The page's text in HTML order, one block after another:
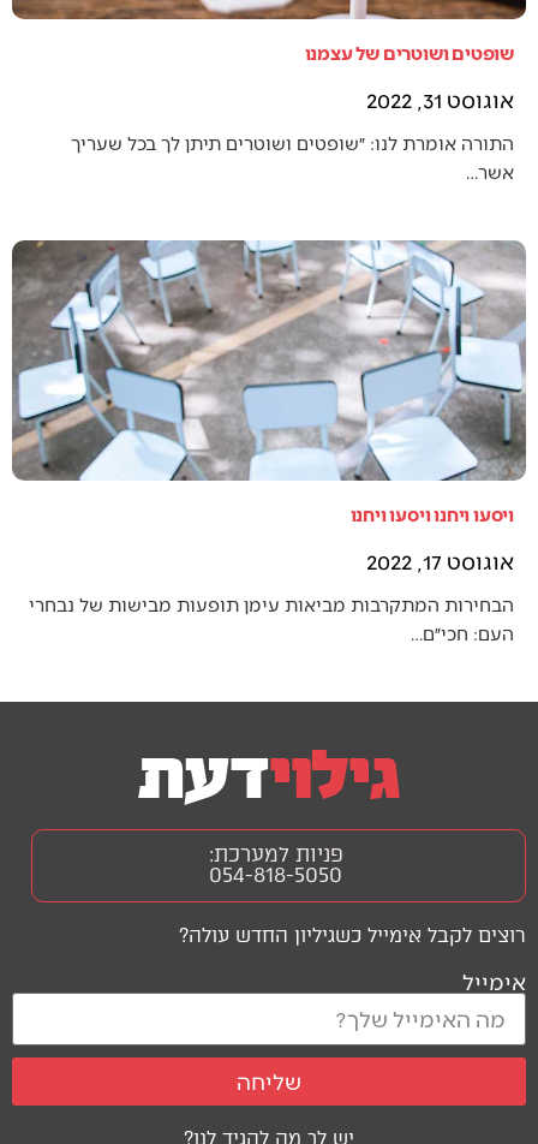
שופטים ושוטרים של עצמנו
אוגוסט 31, 2022
התורה אומרת לנו: ״שופטים ושוטרים תיתן לך בכל שעריך
אשר…
ויסעו ויחנו ויסעו ויחנו
אוגוסט 17, 2022
הבחירות המתקרבות מביאות עימן תופעות מבישות של נבחרי
העם: חכי״ם…
יש לך מה להגיד לנו?
רוצים לקבל אימייל כשגיליון החדש עולה?
אימייל
שליחה
פניות למערכת:
054-818-5050